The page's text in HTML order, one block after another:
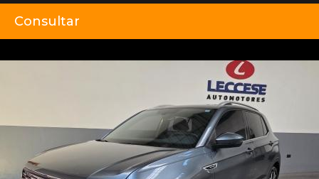
Consultar